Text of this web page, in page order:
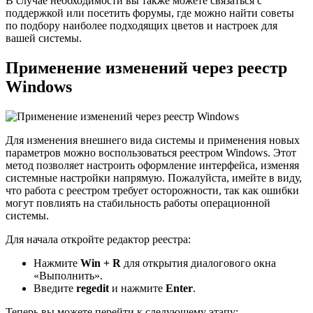
поддержкой или посетить форумы, где можно найти советы
по подбору наиболее подходящих цветов и настроек для
вашей системы.
Применение изменений через реестр
Windows
Для изменения внешнего вида системы и применения новых
параметров можно воспользоваться реестром Windows. Этот
метод позволяет настроить оформление интерфейса, изменяя
системные настройки напрямую. Пожалуйста, имейте в виду,
что работа с реестром требует осторожности, так как ошибки
могут повлиять на стабильность работы операционной
системы.
Для начала откройте редактор реестра:
Нажмите Win + R для открытия диалогового окна
«Выполнить».
Введите regedit и нажмите Enter.